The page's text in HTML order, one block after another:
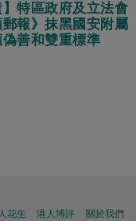
】特區政府及立法會
報》抹黑國安附屬
善和雙重標準
花生
港人博評
關於我們